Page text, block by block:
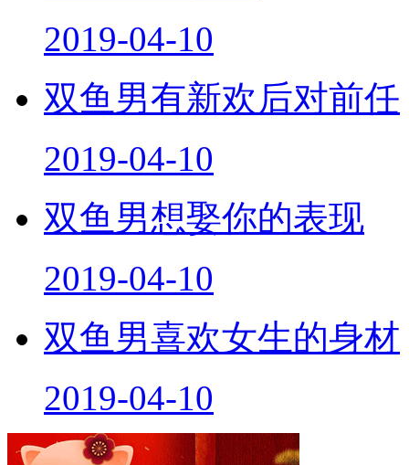
2019-04-10
双鱼男有新欢后对前任
2019-04-10
双鱼男想娶你的表现
2019-04-10
双鱼男喜欢女生的身材
2019-04-10